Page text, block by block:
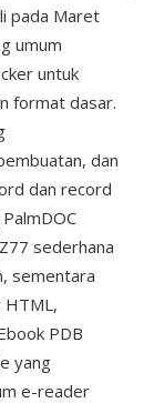
pada Maret
umum
untuk
format dasar.
dan
dan record
sederhana
sementara
HTML,
PDB
yang
e-reader